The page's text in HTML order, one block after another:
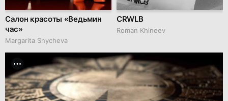
Салон красоты «Ведьмин
час»
Margarita Snycheva
CRWLB
Roman Khineev